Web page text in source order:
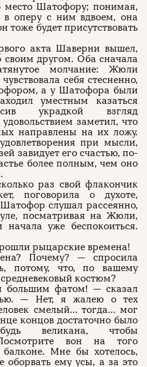
место Шатофору; понимая,
в оперу с ним вдвоем, она
тоже будет присутствовать
акта Шаверни вышел,
своим другом. Оба сначала
молчание: Жюли
себя стесненно,
а у Шатофора были
уместным казаться
украдкой взгляд
заметил, что
направлены на их ложу.
при мысли,
завидует его счастью, по-
более полным, чем оно
раз свой флакончик
поговорила о духоте,
Шатофор слушал рассеянно,
посматривая на Жюли,
уже беспокоиться.
рыцарские времена!
Почему? — спросила
что, по вашему
костюм?
большим фатом! — сказал
— Нет, я жалею о тех
смелый… тогда… мог
концов достаточно было
великана, чтобы
вон на того
Мне бы хотелось,
ему усы, а за это